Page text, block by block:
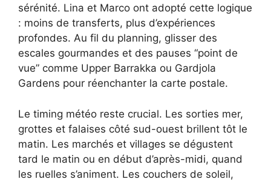
sérénité. Lina et Marco ont adopté cette logique
: moins de transferts, plus d’expériences
profondes. Au fil du planning, glisser des
escales gourmandes et des pauses “point de
vue” comme Upper Barrakka ou Gardjola
Gardens pour réenchanter la carte postale.
Le timing météo reste crucial. Les sorties mer,
grottes et falaises côté sud-ouest brillent tôt le
matin. Les marchés et villages se dégustent
tard le matin ou en début d’après-midi, quand
les ruelles s’animent. Les couchers de soleil,